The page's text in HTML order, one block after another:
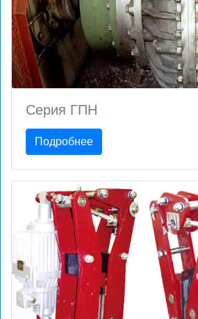
Серия ГПН
Подробнее